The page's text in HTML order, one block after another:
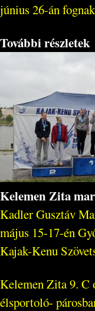
június 26-án
További részletek
Kelemen Zita
Kadler Gusztáv
május 15-17-én
Kajak-Kenu
Kelemen Zita 9. C
élsportoló-